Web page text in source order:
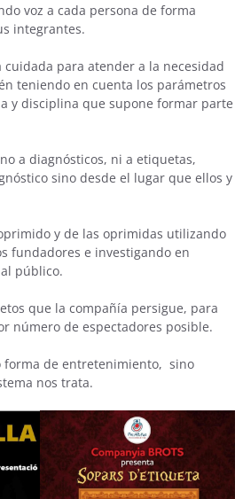
voz a cada persona de forma
integrantes.
cuidada para atender a la necesidad
teniendo en cuenta los parámetros
y disciplina que supone formar parte
a diagnósticos, ni a etiquetas,
sino desde el lugar que ellos y
y de las oprimidas utilizando
fundadores e investigando en
público.
que la compañía persigue, para
número de espectadores posible.
forma de entretenimiento, sino
nos trata.